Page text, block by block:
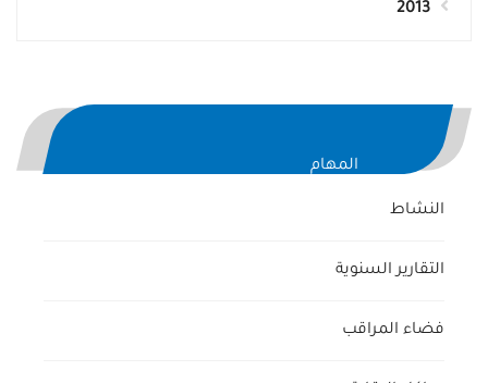
2013
المهام
النشاط
التقارير السنوية
فضاء المراقب